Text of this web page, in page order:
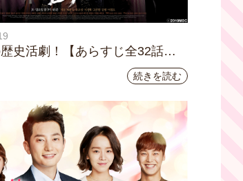
史活劇！【あらすじ全32話イ
み】韓国ドラマ『鉄の王 キム・
テレビ大阪5月20日(水)あさ8時
ート【TVer配信あり】
続きを読む